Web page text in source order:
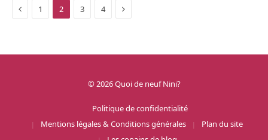
Previous
1 2 3 4 Next
© 2026 Quoi de neuf Nini?
Politique de confidentialité
Mentions légales & Conditions générales
Plan du site